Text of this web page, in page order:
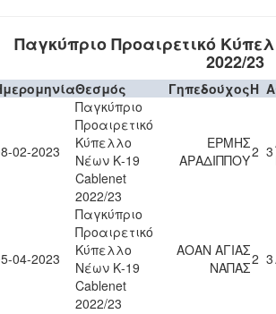
Παγκύπριο Προαιρετικό
2022/23
Θεσμός ΓηπεδούχοςH A
02-2023
Παγκύπριο
Προαιρετικό
Κύπελλο
Νέων Κ-19
Cablenet
2022/23
ΕΡΜΗΣ
ΑΡΑΔΙΠΠΟΥ2 3
04-2023
Παγκύπριο
Προαιρετικό
Κύπελλο
Νέων Κ-19
Cablenet
2022/23
ΑΟΑΝ ΑΓΙΑΣ
ΝΑΠΑΣ2 3